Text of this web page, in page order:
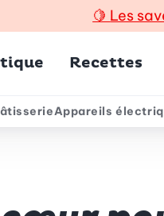
🍋 Les
Recettes
Appareils